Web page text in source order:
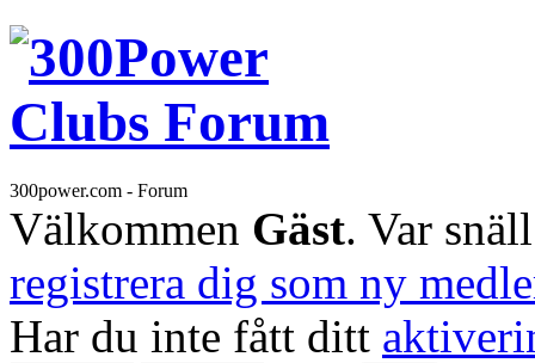
300power.com - Forum
Välkommen Gäst. Var
registrera dig som ny
Har du inte fått ditt